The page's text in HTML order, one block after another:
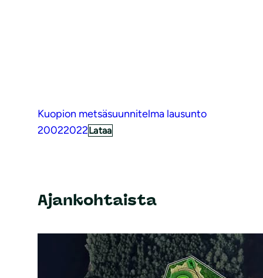
Kuopion metsäsuunnitelma lausunto
20022022Lataa
Ajankohtaista